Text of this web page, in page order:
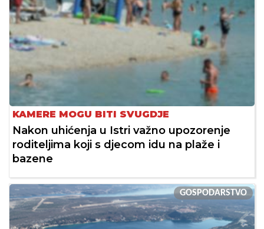
KAMERE MOGU BITI SVUGDJE
Nakon uhićenja u Istri važno upozorenje
roditeljima koji s djecom idu na plaže i
bazene
GOSPODARSTVO